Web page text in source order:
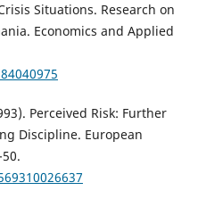
Situations. Research on
Economics and Applied
Perceived Risk: Further
Discipline. European